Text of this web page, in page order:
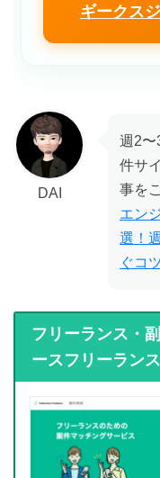
ギークス
DAI
週2〜
件サ
事を
エン
選！
ぐコ
フリーランス・
ースフリーランス